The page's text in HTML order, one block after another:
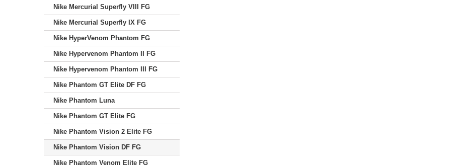
Nike Mercurial Superfly VIII FG
Nike Mercurial Superfly IX FG
Nike HyperVenom Phantom FG
Nike Hypervenom Phantom II FG
Nike Hypervenom Phantom III FG
Nike Phantom GT Elite DF FG
Nike Phantom Luna
Nike Phantom GT Elite FG
Nike Phantom Vision 2 Elite FG
Nike Phantom Vision DF FG
Nike Phantom Venom Elite FG